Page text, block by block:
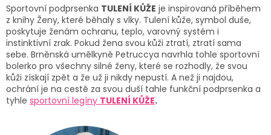
Sportovní podprsenka TULENÍ KŮŽE je inspirovaná příběhem
z knihy Ženy, které běhaly s vlky. Tulení kůže, symbol duše,
poskytuje ženám ochranu, teplo, varovný systém i
instinktivní zrak. Pokud žena svou kůži ztratí, ztratí sama
sebe. Brněnská umělkyně Petruccya navrhla tohle sportovní
bolerko pro všechny silné ženy, které se rozhodly, že svou
kůži získají zpět a že už ji nikdy nepustí. A než ji najdou,
ochrání je na cestě za svou duší tahle funkční podprsenka a
tyhle sportovní legíny TULENÍ KŮŽE.